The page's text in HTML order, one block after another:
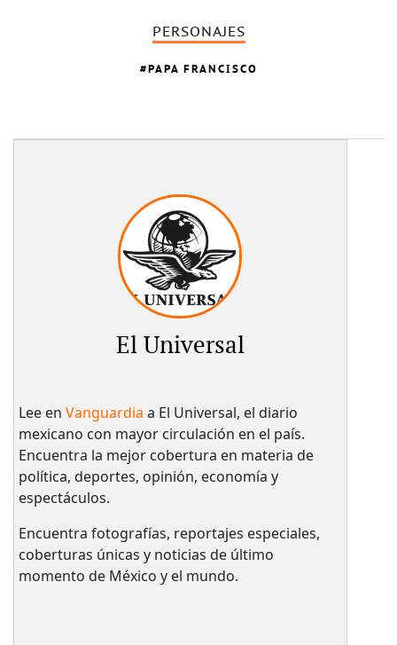
PERSONAJES
PAPA FRANCISCO
El Universal
Lee en Vanguardia a El Universal, el diario
mexicano con mayor circulación en el país.​
Encuentra la mejor cobertura en materia de
política, deportes, opinión, economía y
espectáculos.
Encuentra fotografías, reportajes especiales,
coberturas únicas y noticias de último
momento de México y el mundo.